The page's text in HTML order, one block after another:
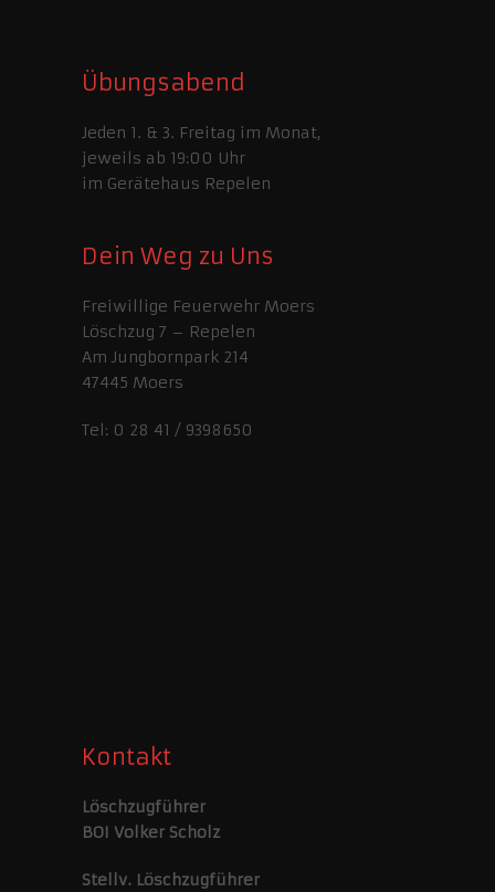
Übungsabend
Jeden 1. & 3. Freitag im Monat,
jeweils ab 19:00 Uhr
im Gerätehaus Repelen
Dein Weg zu Uns
Freiwillige Feuerwehr Moers
Löschzug 7 – Repelen
Am Jungbornpark 214
47445 Moers
Tel: 0 28 41 / 9398650
Kontakt
Löschzugführer
BOI Volker Scholz
Stellv. Löschzugführer